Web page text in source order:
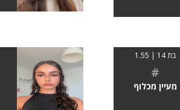
בת 14 | 1.55
#
מעיין מכלוף